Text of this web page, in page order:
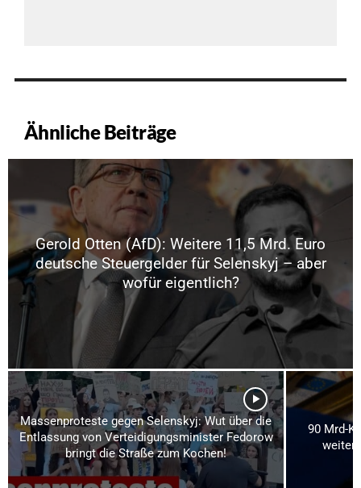
Ähnliche Beiträge
Gerold Otten (AfD): Weitere 11,5 Mrd. Euro
deutsche Steuergelder für Selenskyj – aber
wofür eigentlich?
Massenproteste gegen Selenskyj: Wut über die
Entlassung von Verteidigungsminister Fedorow
bringt die Straße zum Kochen!
90 Mrd-